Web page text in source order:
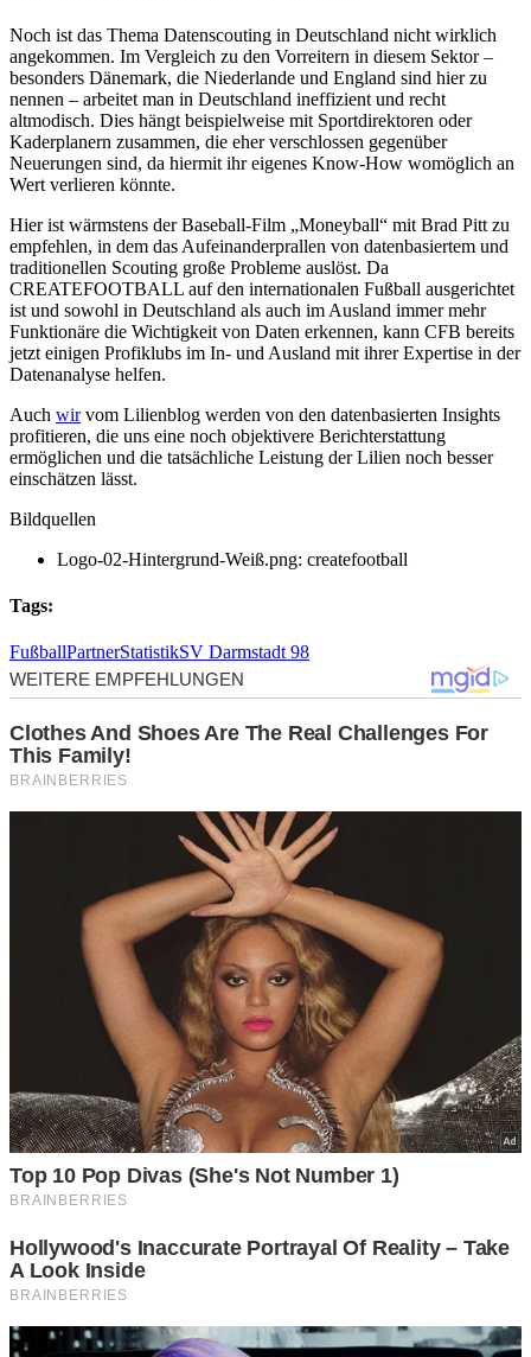
Noch ist das Thema Datenscouting in Deutschland nicht wirklich
angekommen. Im Vergleich zu den Vorreitern in diesem Sektor –
besonders Dänemark, die Niederlande und England sind hier zu
nennen – arbeitet man in Deutschland ineffizient und recht
altmodisch. Dies hängt beispielweise mit Sportdirektoren oder
Kaderplanern zusammen, die eher verschlossen gegenüber
Neuerungen sind, da hiermit ihr eigenes Know-How womöglich an
Wert verlieren könnte.
Hier ist wärmstens der Baseball-Film „Moneyball“ mit Brad Pitt zu
empfehlen, in dem das Aufeinanderprallen von datenbasiertem und
traditionellen Scouting große Probleme auslöst. Da
CREATEFOOTBALL auf den internationalen Fußball ausgerichtet
ist und sowohl in Deutschland als auch im Ausland immer mehr
Funktionäre die Wichtigkeit von Daten erkennen, kann CFB bereits
jetzt einigen Profiklubs im In- und Ausland mit ihrer Expertise in der
Datenanalyse helfen.
Auch wirvom Lilienblog werden von den datenbasierten Insights
profitieren, die uns eine noch objektivere Berichterstattung
ermöglichen und die tatsächliche Leistung der Lilien noch besser
einschätzen lässt.
Bildquellen
Logo-02-Hintergrund-Weiß.png: createfootball
Tags:
FußballPartnerStatistikSV Darmstadt 98